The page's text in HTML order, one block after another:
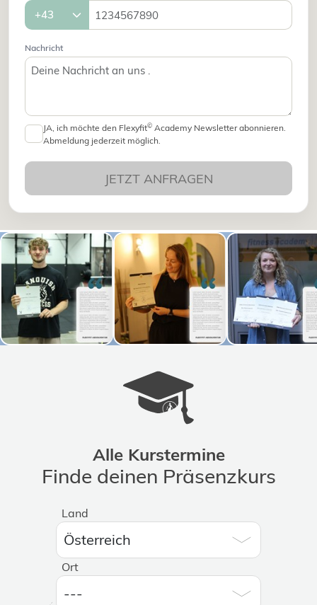
Nachricht
JA, ich möchte den Flexyfit©Academy Newsletter abonnieren.
Abmeldung jederzeit möglich.
JETZT ANFRAGEN
Alle Kurstermine
Finde deinen Präsenzkurs
Land
Ort